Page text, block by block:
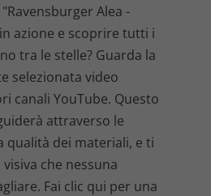
Alea -
azione e scoprire tutti i
tra le stelle? Guarda la
selezionata video
canali YouTube. Questo
attraverso le
qualità dei materiali, e ti
che nessuna
Fai clic qui per una